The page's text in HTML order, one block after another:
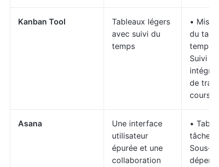
Kanban Tool
Tableaux légers
avec suivi du
temps
•
du
temps
Suivi
intégré
de
cours
Asana
Une interface
utilisateur
épurée et une
collaboration
•
tâches
Sous-